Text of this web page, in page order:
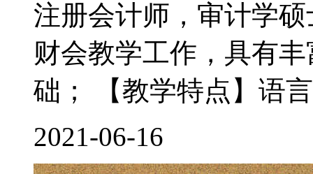
注册会计师，审计学
财会教学工作，具有
础； 【教学特点】语
2021-06-16